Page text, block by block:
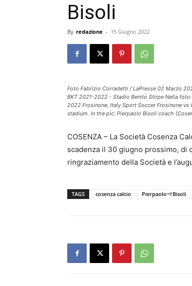
Bisoli
By redazione - 15 Giugno 2022
Foto Fabrizio Corradetti / LaPresse 02 Marzo
BKT 2021-2022 - Stadio Benito Stirpe Nella
2022 Frosinone, Italy Sport Soccer Frosinone
stadium. In the pic: Pierpaolo Bisoli coach
COSENZA – La Società Cosenza
scadenza il 30 giugno prossimo, di
ringraziamento della Società e
TAGS cosenza calcio Pierpaolo¬†Bisoli